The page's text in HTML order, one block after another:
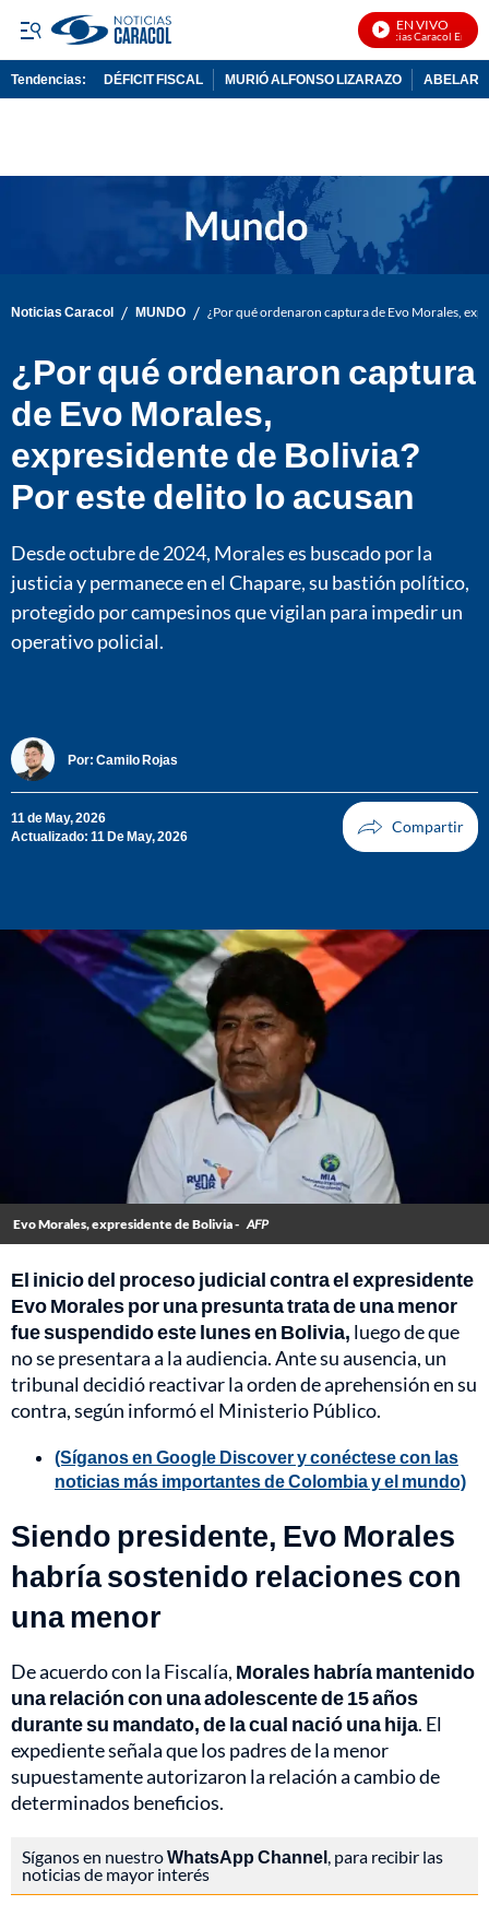
EN VIVO
Noticias Caracol En Vivo
Tendencias: DÉFICIT FISCAL MURIÓ ALFONSO LIZARAZO
Noticias Caracol / MUNDO / ¿Por qué ordenaron captura de Evo Morales,
¿Por qué ordenaron captura
de Evo Morales,
expresidente de Bolivia?
Por este delito lo acusan
Desde octubre de 2024, Morales es buscado por la
justicia y permanece en el Chapare, su bastión político,
protegido por campesinos que vigilan para impedir un
operativo policial.
Por: Camilo Rojas
11 de May, 2026
Actualizado: 11 De May, 2026
Evo Morales, expresidente de Bolivia - AFP
El inicio del proceso judicial contra el expresidente
Evo Morales por una presunta trata de una menor
fue suspendido este lunes en Bolivia, luego de que
no se presentara a la audiencia. Ante su ausencia, un
tribunal decidió reactivar la orden de aprehensión en su
contra, según informó el Ministerio Público.
(Síganos en Google Discover y conéctese con las
noticias más importantes de Colombia y el mundo)
Siendo presidente, Evo Morales
habría sostenido relaciones con
una menor
De acuerdo con la Fiscalía, Morales habría mantenido
una relación con una adolescente de 15 años
durante su mandato, de la cual nació una hija. El
expediente señala que los padres de la menor
supuestamente autorizaron la relación a cambio de
determinados beneficios.
Síganos en nuestroWhatsApp Channel, para recibir las
noticias de mayor interés